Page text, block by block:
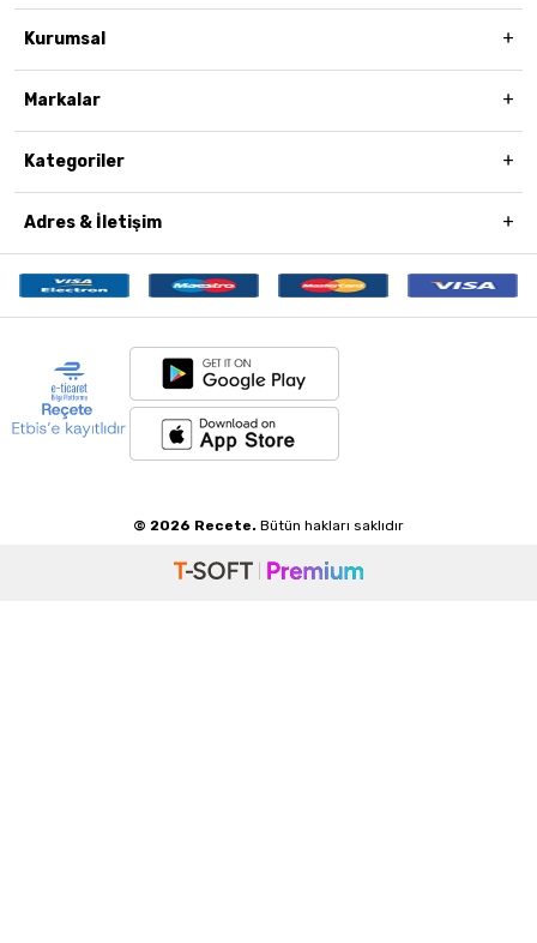
Kurumsal
Markalar
Kategoriler
Adres & İletişim
© 2026 Recete. Bütün hakları saklıdır